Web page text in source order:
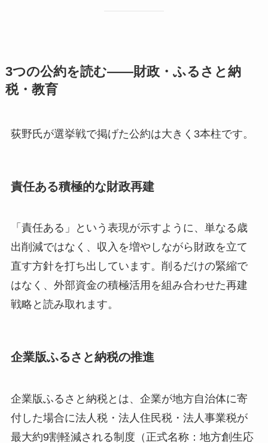
3つの公約を読む——財政・ふるさと納
税・教育
荻野氏が選挙戦で掲げた公約は大きく3本柱です。
責任ある積極的な財政再建
「責任ある」という表現が示すように、単なる歳
出削減ではなく、収入を増やしながら財政を立て
直す方針を打ち出しています。削るだけの緊縮で
はなく、外部資金の積極活用を組み合わせた再建
戦略と読み取れます。
企業版ふるさと納税の推進
企業版ふるさと納税とは、企業が地方自治体に寄
付した場合に法人税・法人住民税・法人事業税が
最大約9割軽減される制度（正式名称：地方創生応